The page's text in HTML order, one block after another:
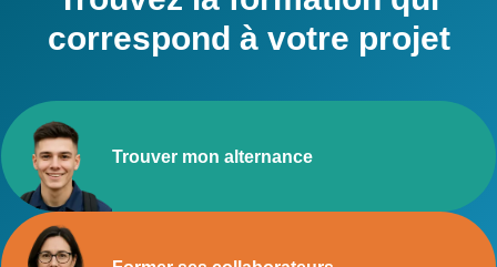
correspond à votre projet
Trouver mon alternance